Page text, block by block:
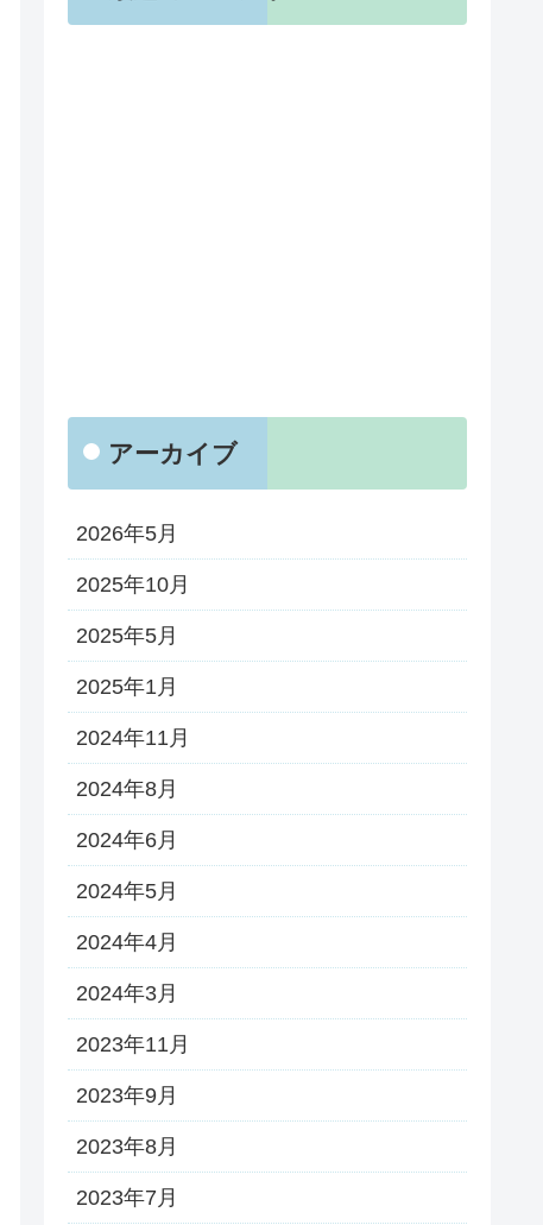
アーカイブ
2026年5月
2025年10月
2025年5月
2025年1月
2024年11月
2024年8月
2024年6月
2024年5月
2024年4月
2024年3月
2023年11月
2023年9月
2023年8月
2023年7月